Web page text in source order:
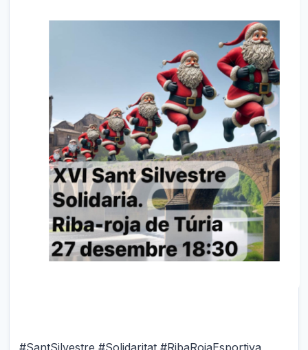
#SantSilvestre #Solidaritat #RibaRojaEsportiva